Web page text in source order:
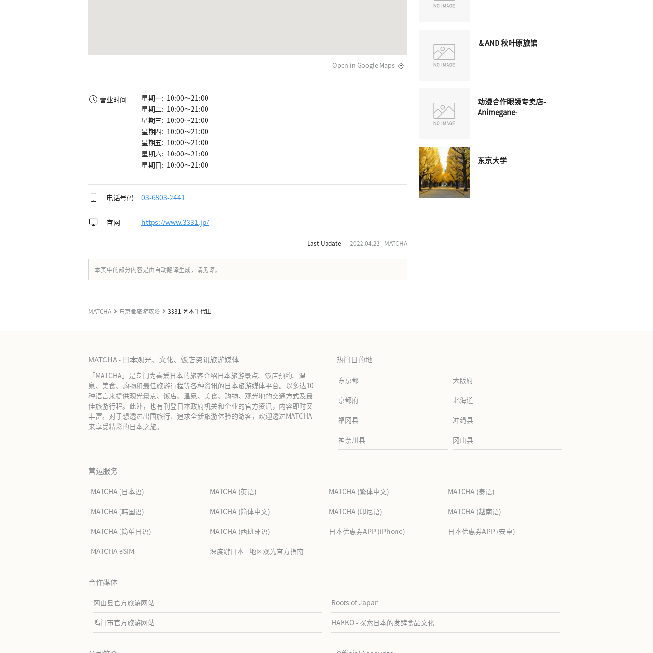
Open in Google Maps
营业时间
星期一: 10:00～21:00
星期二: 10:00～21:00
星期三: 10:00～21:00
星期四: 10:00～21:00
星期五: 10:00～21:00
星期六: 10:00～21:00
星期日: 10:00～21:00
电话号码 03-6803-2441
官网 https://www.3331.jp/
Last Update ： 2022.04.22 MATCHA
本页中的部分内容是由自动翻译生成，请见谅。
＆AND 秋叶原旅馆
动漫合作眼镜专卖店-
Animegane-
东京大学
MATCHA 东京都旅游攻略 3331 艺术千代田
MATCHA - 日本观光、文化、饭店资讯旅游媒体
「MATCHA」是专门为喜爱日本的旅客介绍日本旅游景点、饭店预约、温
泉、美食、购物和最佳旅游行程等各种资讯的日本旅游媒体平台。以多达10
种语言来提供观光景点、饭店、温泉、美食、购物、观光地的交通方式及最
佳旅游行程。此外，也有刊登日本政府机关和企业的官方资讯，内容即时又
丰富。对于想透过出国旅行、追求全新旅游体验的游客，欢迎透过MATCHA
来享受精彩的日本之旅。
热门目的地
东京都 大阪府
京都府 北海道
福冈县 冲绳县
神奈川县 冈山县
营运服务
MATCHA (日本语) MATCHA (英语) MATCHA (繁体中文) MATCHA (泰语)
MATCHA (韩国语) MATCHA (简体中文) MATCHA (印尼语) MATCHA (越南语)
MATCHA (简单日语) MATCHA (西班牙语) 日本优惠券APP (iPhone) 日本优惠券APP (安卓)
MATCHA eSIM 深度游日本 - 地区观光官方指南
合作媒体
冈山县官方旅游网站 Roots of Japan
鸣门市官方旅游网站 HAKKO - 探索日本的发酵食品文化